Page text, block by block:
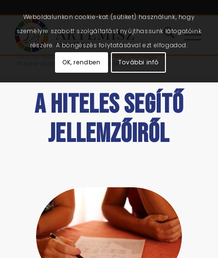
Ön itt áll: Kezdőlap Önismereti asztrológia /
Pszicho-asztrológia / Hiteles segítő jellemzőiről
A HITELES SEGÍTŐ
JELLEMZŐIRŐL
Weboldalunkon cookie-kat (sütiket) használunk, hogy
személyre szabott szolgáltatást nyújthassunk látogatóink
részére. A böngészés folytatásával ezt elfogadod.
OK, rendben További infó